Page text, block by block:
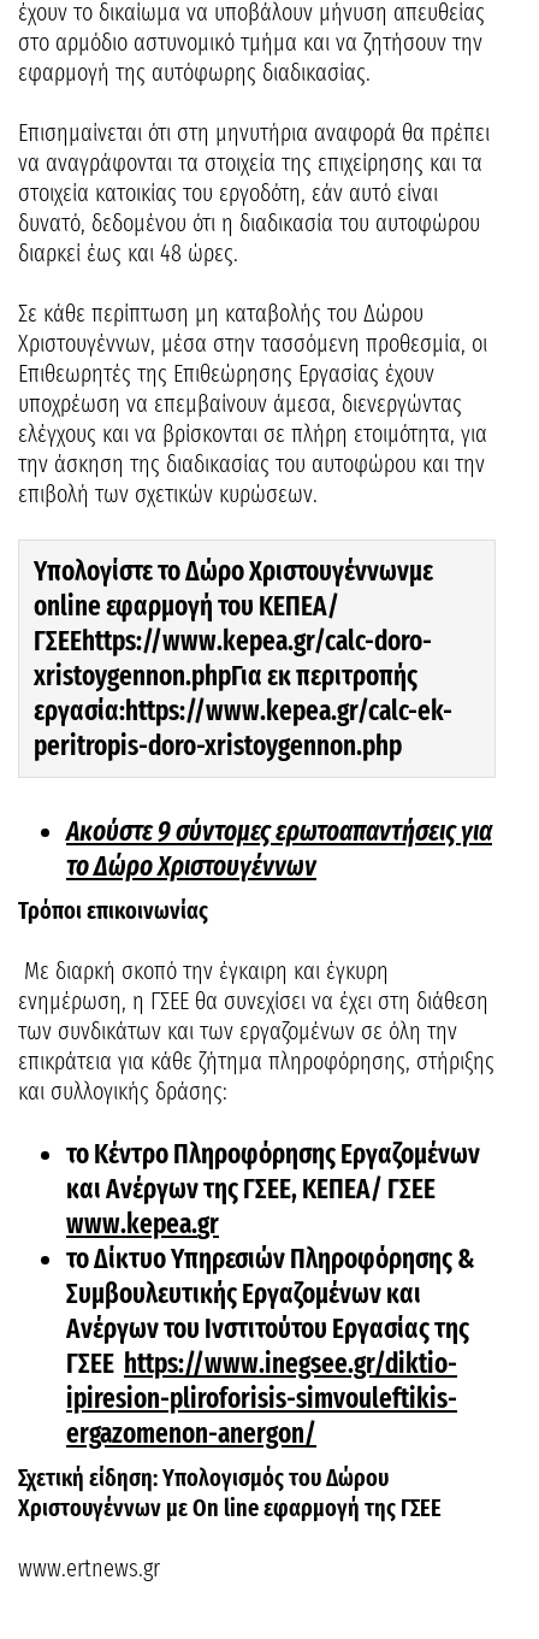
έχουν το δικαίωμα να υποβάλουν μήνυση απευθείας
στο αρμόδιο αστυνομικό τμήμα και να ζητήσουν την
εφαρμογή της αυτόφωρης διαδικασίας.
Επισημαίνεται ότι στη μηνυτήρια αναφορά θα πρέπει
να αναγράφονται τα στοιχεία της επιχείρησης και τα
στοιχεία κατοικίας του εργοδότη, εάν αυτό είναι
δυνατό, δεδομένου ότι η διαδικασία του αυτοφώρου
διαρκεί έως και 48 ώρες.
Σε κάθε περίπτωση μη καταβολής του Δώρου
Χριστουγέννων, μέσα στην τασσόμενη προθεσμία, οι
Επιθεωρητές της Επιθεώρησης Εργασίας έχουν
υποχρέωση να επεμβαίνουν άμεσα, διενεργώντας
ελέγχους και να βρίσκονται σε πλήρη ετοιμότητα, για
την άσκηση της διαδικασίας του αυτοφώρου και την
επιβολή των σχετικών κυρώσεων.
Υπολογίστε το Δώρο Χριστουγέννωνμε
onlineεφαρμογή του ΚΕΠΕΑ/
ΓΣΕΕhttps://www.kepea.gr/calc-doro-
xristoygennon.phpΓια εκ περιτροπής
εργασία:https://www.kepea.gr/calc-ek-
peritropis-doro-xristoygennon.php
Ακούστε 9 σύντομες ερωτοαπαντήσεις για
το Δώρο Χριστουγέννων
Τρόποι επικοινωνίας
Με διαρκή σκοπό την έγκαιρη και έγκυρη
ενημέρωση, η ΓΣΕΕ θα συνεχίσει να έχει στη διάθεση
των συνδικάτων και των εργαζομένων σε όλη την
επικράτεια για κάθε ζήτημα πληροφόρησης, στήριξης
και συλλογικής δράσης:
το Κέντρο Πληροφόρησης Εργαζομένων
και Ανέργων της ΓΣΕΕ, ΚΕΠΕΑ/ ΓΣΕΕ
www.kepea.gr
το Δίκτυο Υπηρεσιών Πληροφόρησης &
Συμβουλευτικής Εργαζομένων και
Ανέργων του Ινστιτούτου Εργασίας της
ΓΣΕΕ https://www.inegsee.gr/diktio-
ipiresion-pliroforisis-simvouleftikis-
ergazomenon-anergon/
Σχετική είδηση: Υπολογισμός του Δώρου
Χριστουγέννων με Οn line εφαρμογή της ΓΣΕΕ
www.ertnews.gr